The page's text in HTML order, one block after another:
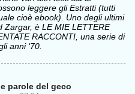
leggere gli Estratti (tutti
cioè ebook). Uno degli ultimi
Zargar, è LE MIE LETTERE
RACCONTI, una serie di
anni ‘70.
parole del geco